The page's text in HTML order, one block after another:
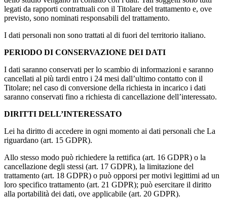
legati da rapporti contrattuali con il Titolare del trattamento e, ove
previsto, sono nominati responsabili del trattamento.
I dati personali non sono trattati al di fuori del territorio italiano.
PERIODO DI CONSERVAZIONE DEI DATI
I dati saranno conservati per lo scambio di informazioni e saranno
cancellati al più tardi entro i 24 mesi dall’ultimo contatto con il
Titolare; nel caso di conversione della richiesta in incarico i dati
saranno conservati fino a richiesta di cancellazione dell’interessato.
DIRITTI DELL’INTERESSATO
Lei ha diritto di accedere in ogni momento ai dati personali che La
riguardano (art. 15 GDPR).
Allo stesso modo può richiedere la rettifica (art. 16 GDPR) o la
cancellazione degli stessi (art. 17 GDPR), la limitazione del
trattamento (art. 18 GDPR) o può opporsi per motivi legittimi ad un
loro specifico trattamento (art. 21 GDPR); può esercitare il diritto
alla portabilità dei dati, ove applicabile (art. 20 GDPR).